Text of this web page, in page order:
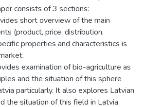
consists of 3 sections:
short overview of the main
(product, price, distribution,
properties and characteristics is
examination of bio-agriculture as
and the situation of this sphere
particularly. It also explores Latvian
the situation of this field in Latvia.